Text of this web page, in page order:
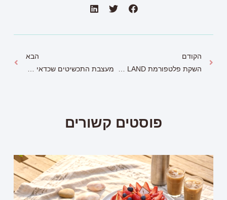
הקודם
השקת פלטפורמת ART&CRAFT LAND
הבא
מעצבת התכשיטים שכדאי לכל אחת להכיר: סמדר אליאסף
פוסטים קשורים